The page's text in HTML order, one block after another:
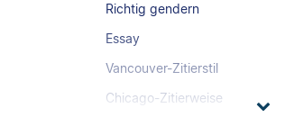
Richtig gendern
Essay
Vancouver-Zitierstil
Chicago-Zitierweise